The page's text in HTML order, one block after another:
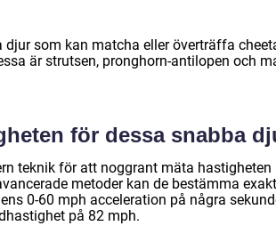
djur som kan matcha eller överträffa
är strutsen, pronghorn-antilopen och
för dessa snabba
teknik för att noggrant mäta hastigheten
metoder kan de bestämma
0-60 mph acceleration på några
på 82 mph.